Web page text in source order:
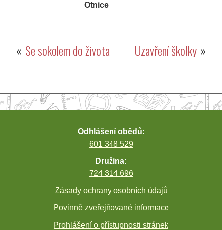
Otnice
Navigace
příspěvek
Se sokolem do života Uzavření školky
Odhlášení obědů:
601 348 529
Družina:
724 314 696
Zásady ochrany osobních údajů
Povinně zveřejňované informace
Prohlášení o přístupnosti stránek